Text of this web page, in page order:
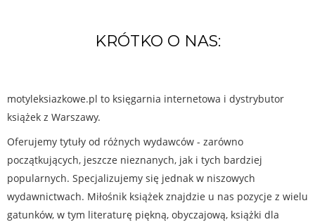
KRÓTKO O NAS:
motyleksiazkowe.pl to księgarnia internetowa i dystrybutor
książek z Warszawy.
Oferujemy tytuły od różnych wydawców - zarówno
początkujących, jeszcze nieznanych, jak i tych bardziej
popularnych. Specjalizujemy się jednak w niszowych
wydawnictwach. Miłośnik książek znajdzie u nas pozycje z wielu
gatunków, w tym literaturę piękną, obyczajową, książki dla